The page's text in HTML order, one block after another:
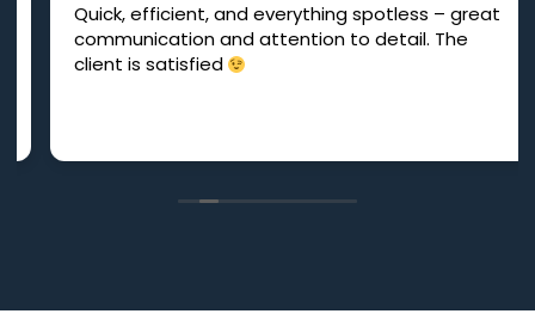
Quick, efficient, and everything spotless – great
communication and attention to detail. The
client is satisfied